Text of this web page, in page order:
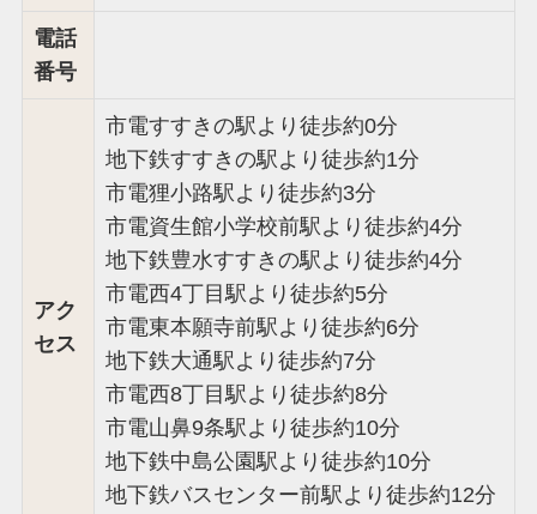
電話
番号
アク
セス
市電すすきの駅より徒歩約0分
地下鉄すすきの駅より徒歩約1分
市電狸小路駅より徒歩約3分
市電資生館小学校前駅より徒歩約4分
地下鉄豊水すすきの駅より徒歩約4分
市電西4丁目駅より徒歩約5分
市電東本願寺前駅より徒歩約6分
地下鉄大通駅より徒歩約7分
市電西8丁目駅より徒歩約8分
市電山鼻9条駅より徒歩約10分
地下鉄中島公園駅より徒歩約10分
地下鉄バスセンター前駅より徒歩約12分